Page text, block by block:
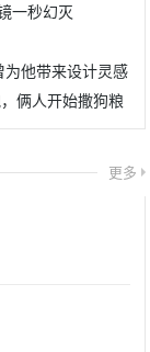
一秒幻灭
为他带来设计灵感
俩人开始撒狗粮
更多